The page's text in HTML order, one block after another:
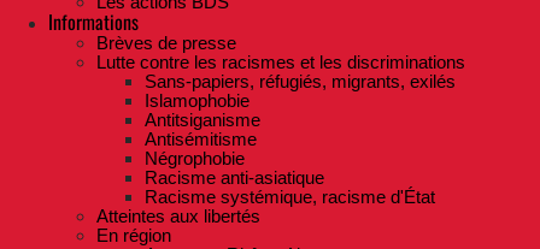
Informations
Brèves de presse
Lutte contre les racismes et les discriminations
Sans-papiers, réfugiés, migrants, exilés
Islamophobie
Antitsiganisme
Antisémitisme
Négrophobie
Racisme anti-asiatique
Racisme systémique, racisme d'État
Atteintes aux libertés
En région